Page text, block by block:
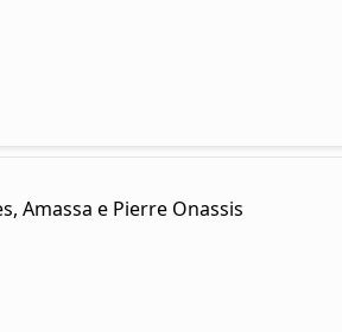
Amassa e Pierre Onassis